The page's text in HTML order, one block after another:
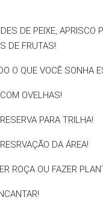
DE PEIXE, APRISCO
DE FRUTAS!
O QUE VOCÊ SONHA
OVELHAS!
PARA TRILHA!
DA ÁREA!
ROÇA OU FAZER